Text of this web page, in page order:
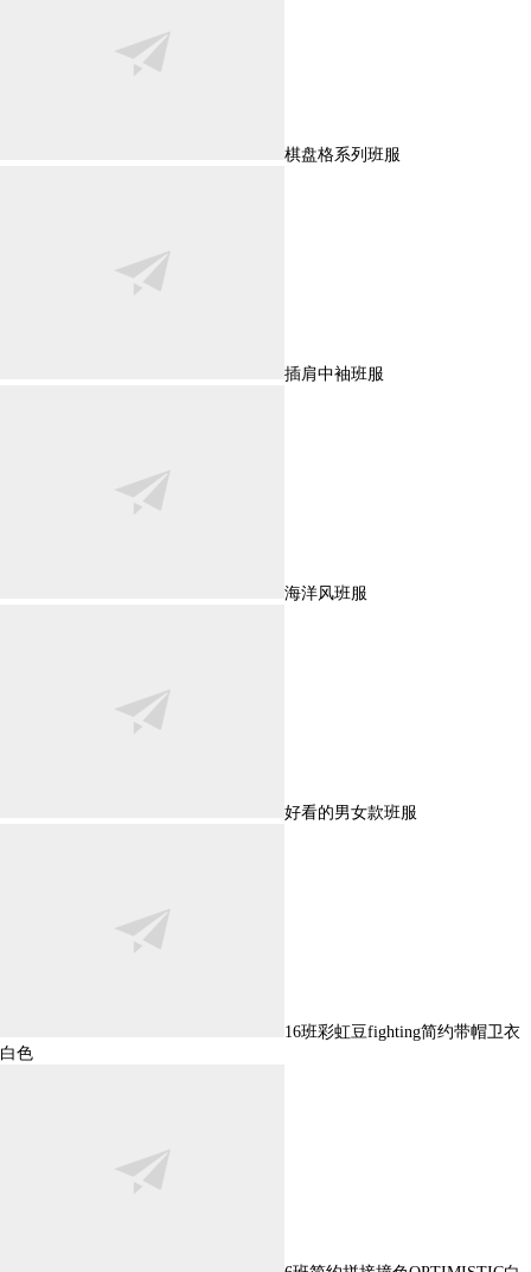
棋盘格系列班服
插肩中袖班服
海洋风班服
好看的男女款班服
16班彩虹豆fighting简约带帽卫衣
白色